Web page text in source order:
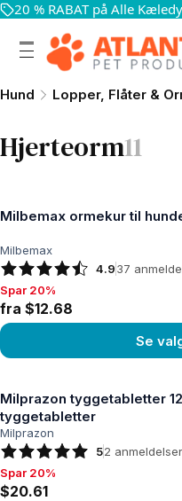
Hund Lopper, Flåter &
Hjerteorm11
Milbemax ormekur til
Milbemax
4.937
Spar 20%, fra $12.68
Spar 20%
fra $12.68
Se
Milprazon tyggetabletter
tyggetabletter
Milprazon
52 anmeldelser
Spar 20%, $20.61
Spar 20%
$20.61